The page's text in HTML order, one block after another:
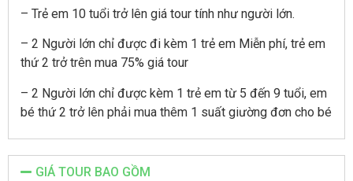
– Trẻ em 10 tuổi trở lên giá tour tính như người lớn.
– 2 Người lớn chỉ được đi kèm 1 trẻ em Miễn phí, trẻ em
thứ 2 trở trên mua 75% giá tour
– 2 Người lớn chỉ được kèm 1 trẻ em từ 5 đến 9 tuổi, em
bé thứ 2 trở lên phải mua thêm 1 suất giường đơn cho bé
GIÁ TOUR BAO GỒM